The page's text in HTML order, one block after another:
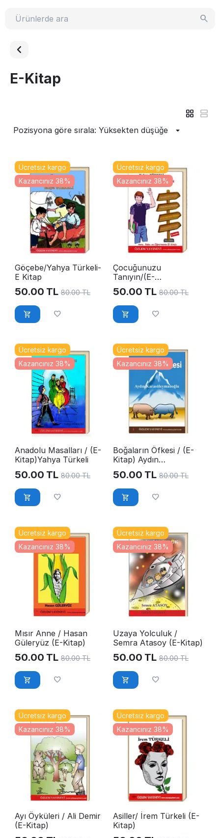
E-Kitap
Pozisyona göre sırala: Yüksekten düşüğe
Ücretsiz kargo
Kazancınız 38%
Göçebe/Yahya Türkeli-
E Kitap
50.00 TL 80.00 TL
Ücretsiz kargo
Kazancınız 38%
Çocuğunuzu
Tanıyın/(E-
Kitap)YahyaTürkeli
50.00 TL 80.00 TL
Ücretsiz kargo
Kazancınız 38%
Anadolu Masalları / (E-
Kitap)Yahya Türkeli
50.00 TL 80.00 TL
Ücretsiz kargo
Kazancınız 38%
Boğaların Öfkesi / (E-
Kitap) Aydın
Karasüleymanoğlu
50.00 TL 80.00 TL
Ücretsiz kargo
Kazancınız 38%
Mısır Anne / Hasan
Güleryüz (E-Kitap)
50.00 TL 80.00 TL
Ücretsiz kargo
Kazancınız 38%
Uzaya Yolculuk /
Semra Atasoy (E-Kitap)
50.00 TL 80.00 TL
Ücretsiz kargo
Kazancınız 38%
Ayı Öyküleri / Ali Demir
(E-Kitap)
Ücretsiz kargo
Kazancınız 38%
Asiller/ İrem Türkeli (E-
Kitap)